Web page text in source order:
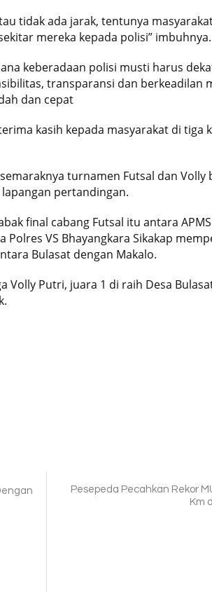
tidak ada jarak, tentunya
mereka kepada polisi” imbuhnya.
keberadaan polisi musti harus
transparansi dan berkeadilan
dan cepat
kasih kepada masyarakat di tiga
turnamen Futsal dan Volly
pertandingan.
final cabang Futsal itu antara APMS
VS Bhayangkara Sikakap
Bulasat dengan Makalo.
Volly Putri, juara 1 di raih Desa
Pesepeda Pecahkan Rekor
Km